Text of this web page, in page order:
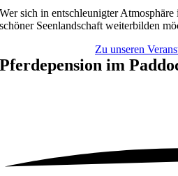
Wer sich in entschleunigter
schöner Seenlandschaft weiterbilden
Zu unseren
Pferdepension im